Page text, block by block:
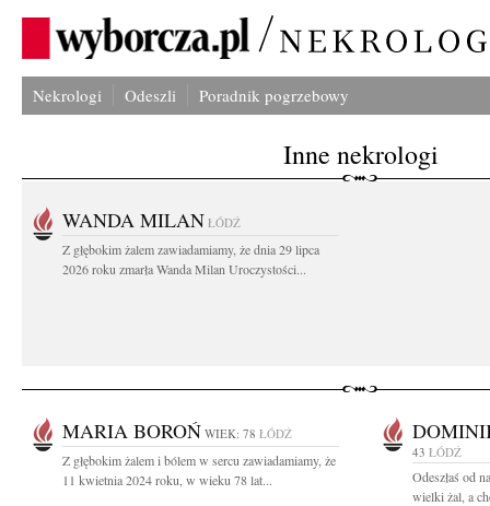
Nekrologi Odeszli Poradnik pogrzebowy
Inne nekrologi
WANDA MILAN ŁÓDŹ
Z głębokim żalem zawiadamiamy, że dnia 29 lipca
2026 roku zmarła Wanda Milan Uroczystości...
MARIA BOROŃ WIEK: 78 ŁÓDŹ
Z głębokim żalem i bólem w sercu zawiadamiamy, że
11 kwietnia 2024 roku, w wieku 78 lat...
43 ŁÓDŹ
Odeszłaś od
wielki żal, a